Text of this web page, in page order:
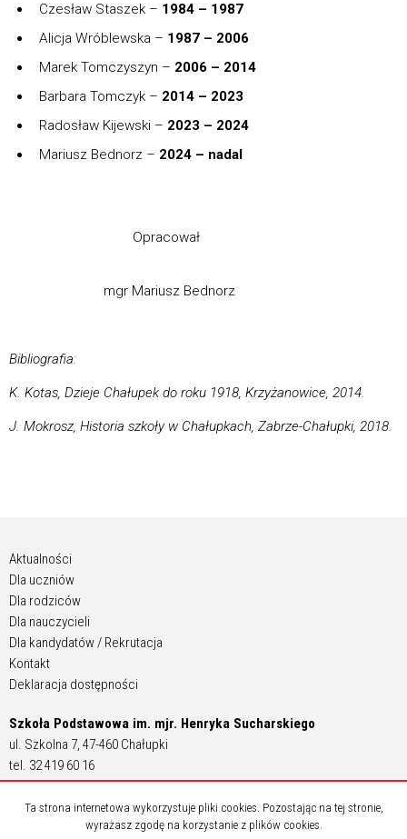
Czesław Staszek – 1984 – 1987
Alicja Wróblewska – 1987 – 2006
Marek Tomczyszyn – 2006 – 2014
Barbara Tomczyk – 2014 – 2023
Radosław Kijewski – 2023 – 2024
Mariusz Bednorz – 2024 – nadal
Opracował
mgr Mariusz Bednorz
Bibliografia:
K. Kotas, Dzieje Chałupek do roku 1918, Krzyżanowice, 2014.
J. Mokrosz, Historia szkoły w Chałupkach, Zabrze-Chałupki, 2018.
Aktualności
Dla uczniów
Dla rodziców
Dla nauczycieli
Dla kandydatów / Rekrutacja
Kontakt
Deklaracja dostępności
Szkoła Podstawowa im. mjr. Henryka Sucharskiego
ul. Szkolna 7, 47-460 Chałupki
tel. 32 419 60 16
zsochalupki@interia.pl
Ta strona internetowa wykorzystuje pliki cookies. Pozostając na tej stronie,
wyrażasz zgodę na korzystanie z plików cookies.